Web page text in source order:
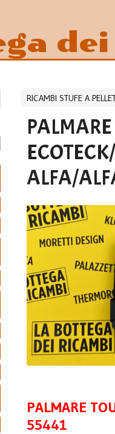
RICAMBI STUFE A
ALFA/
PALMARE
55441